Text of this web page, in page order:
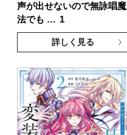
声が出せないので無詠唱魔
法でも … 1
詳しく見る